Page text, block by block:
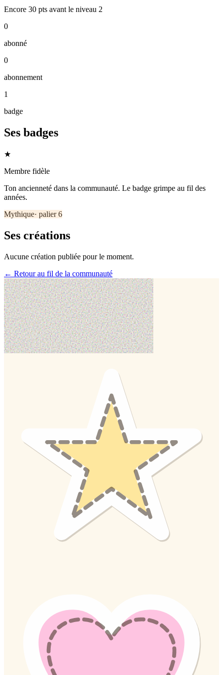
Encore 30 pts avant le niveau 2
0
abonné
0
abonnement
1
badge
Ses badges
★
Membre fidèle
Ton ancienneté dans la communauté. Le badge grimpe au fil des
années.
Mythique· palier6
Ses créations
Aucune création publiée pour le moment.
← Retour au fil de la communauté